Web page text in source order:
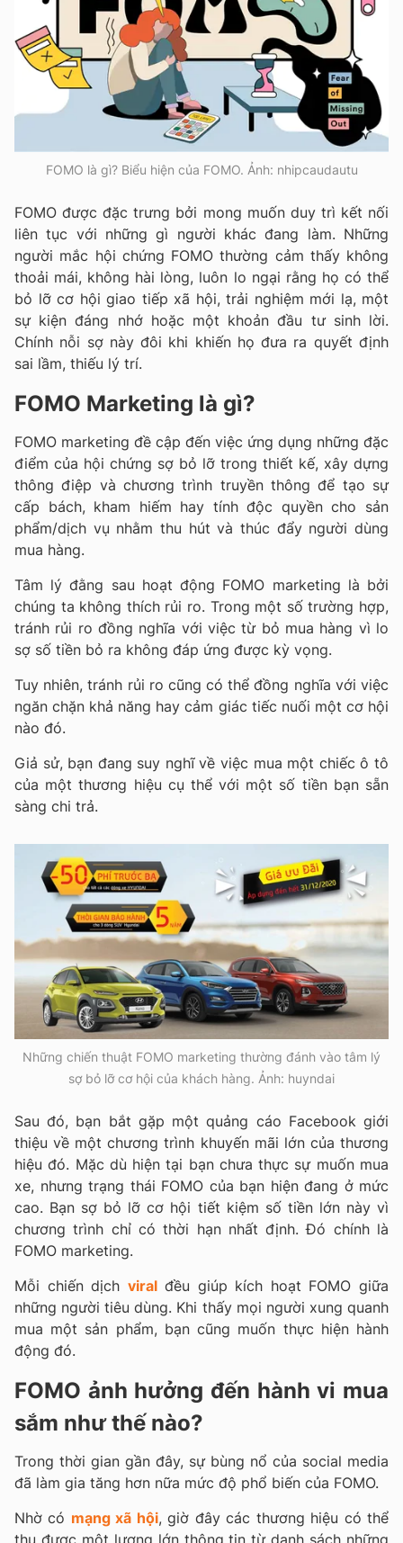
FOMO là gì? Biểu hiện của FOMO. Ảnh: nhipcaudautu
FOMO được đặc trưng bởi mong muốn duy trì kết nối
liên tục với những gì người khác đang làm. Những
người mắc hội chứng FOMO thường cảm thấy không
thoải mái, không hài lòng, luôn lo ngại rằng họ có thể
bỏ lỡ cơ hội giao tiếp xã hội, trải nghiệm mới lạ, một
sự kiện đáng nhớ hoặc một khoản đầu tư sinh lời.
Chính nỗi sợ này đôi khi khiến họ đưa ra quyết định
sai lầm, thiếu lý trí.
FOMO Marketing là gì?
FOMO marketing đề cập đến việc ứng dụng những đặc
điểm của hội chứng sợ bỏ lỡ trong thiết kế, xây dựng
thông điệp và chương trình truyền thông để tạo sự
cấp bách, kham hiếm hay tính độc quyền cho sản
phẩm/dịch vụ nhằm thu hút và thúc đẩy người dùng
mua hàng.
Tâm lý đằng sau hoạt động FOMO marketing là bởi
chúng ta không thích rủi ro. Trong một số trường hợp,
tránh rủi ro đồng nghĩa với việc từ bỏ mua hàng vì lo
sợ số tiền bỏ ra không đáp ứng được kỳ vọng.
Tuy nhiên, tránh rủi ro cũng có thể đồng nghĩa với việc
ngăn chặn khả năng hay cảm giác tiếc nuối một cơ hội
nào đó.
Giả sử, bạn đang suy nghĩ về việc mua một chiếc ô tô
của một thương hiệu cụ thể với một số tiền bạn sẵn
sàng chi trả.
Những chiến thuật FOMO marketing thường đánh vào tâm lý
sợ bỏ lỡ cơ hội của khách hàng. Ảnh: huyndai
Sau đó, bạn bắt gặp một quảng cáo Facebook giới
thiệu về một chương trình khuyến mãi lớn của thương
hiệu đó. Mặc dù hiện tại bạn chưa thực sự muốn mua
xe, nhưng trạng thái FOMO của bạn hiện đang ở mức
cao. Bạn sợ bỏ lỡ cơ hội tiết kiệm số tiền lớn này vì
chương trình chỉ có thời hạn nhất định. Đó chính là
FOMO marketing.
Mỗi chiến dịch viralđều giúp kích hoạt FOMO giữa
những người tiêu dùng. Khi thấy mọi người xung quanh
mua một sản phẩm, bạn cũng muốn thực hiện hành
động đó.
FOMO ảnh hưởng đến hành vi mua
sắm như thế nào?
Trong thời gian gần đây, sự bùng nổ của social media
đã làm gia tăng hơn nữa mức độ phổ biến của FOMO.
Nhờ có mạng xã hội, giờ đây các thương hiệu có thể